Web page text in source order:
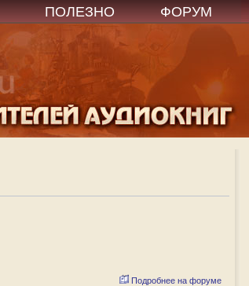
ПОЛЕЗНО ФОРУМ
Подробнее на форуме